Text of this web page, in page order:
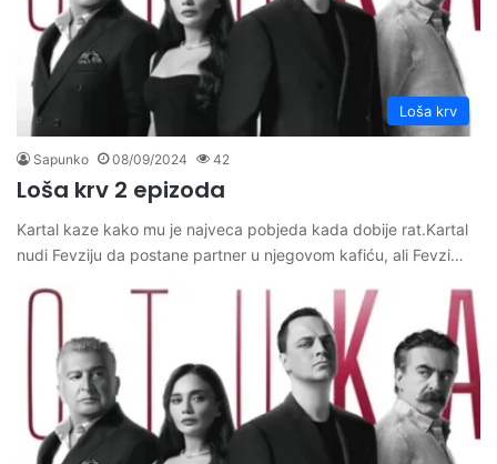
Loša krv
Sapunko 08/09/2024 42
Loša krv 2 epizoda
Kartal kaze kako mu je najveca pobjeda kada dobije rat.Kartal
nudi Fevziju da postane partner u njegovom kafiću, ali Fevzi…